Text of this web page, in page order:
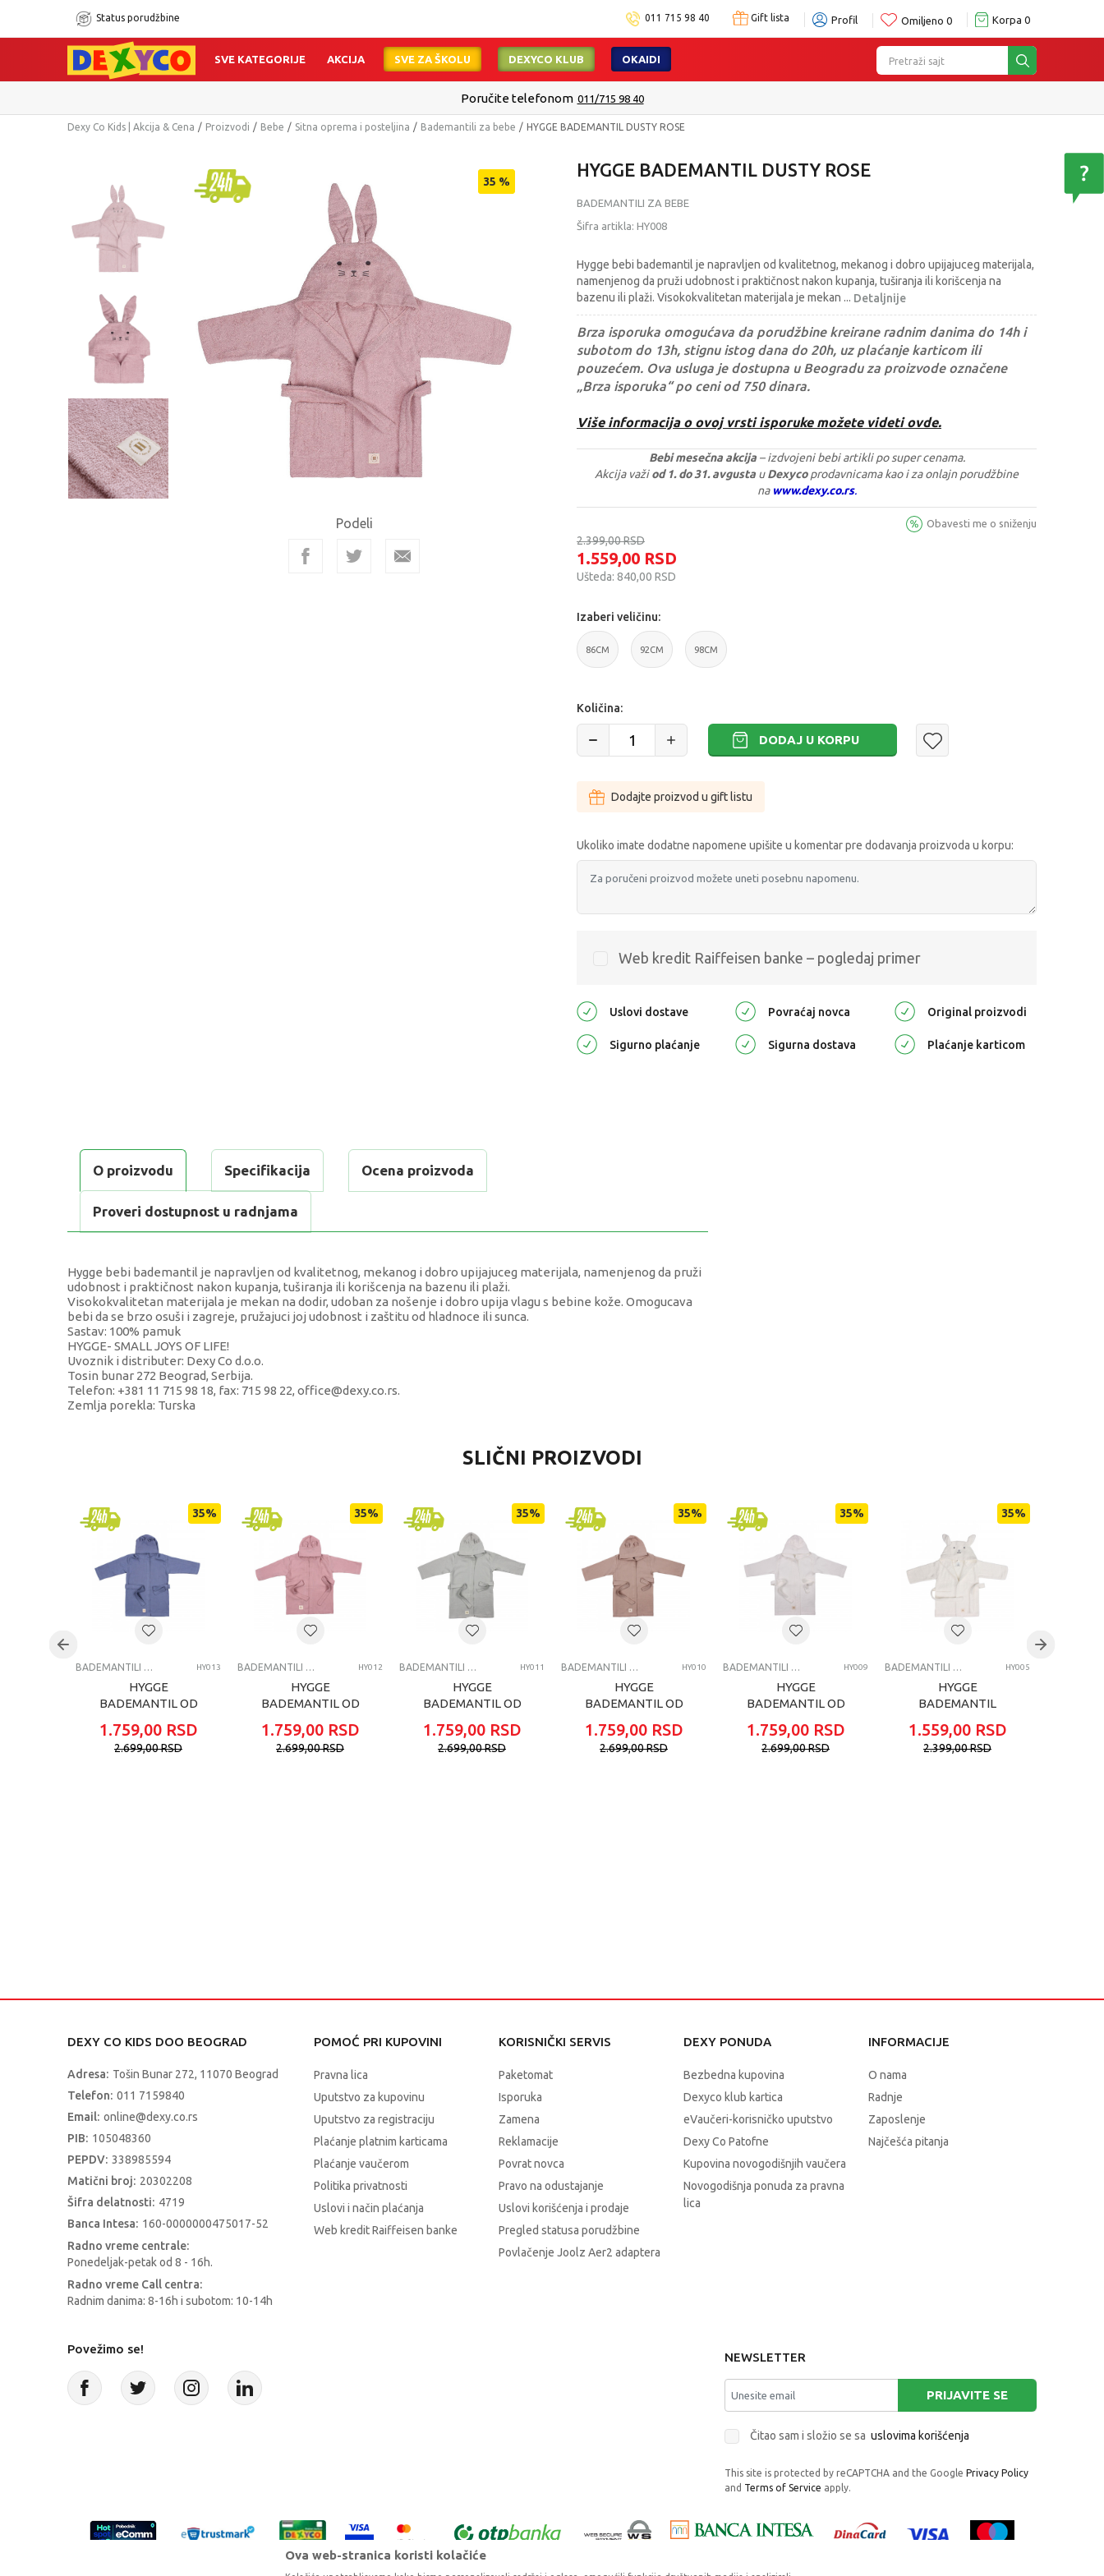
Status porudžbine 011 715 98 40 Gift lista Profil Omiljeno 0 Korpa 0
Pretraži sajt
SVE KATEGORIJE AKCIJA SVE ZA ŠKOLU DEXYCO KLUB OKAIDI
Poručite telefonom 011/715 98 40
Dexy Co Kids | Akcija & Cena Proizvodi Bebe Sitna oprema i posteljina Bademantili za bebe HYGGE BADEMANTIL DUSTY ROSE
35 %
Podeli
HYGGE BADEMANTIL DUSTY ROSE
BADEMANTILI ZA BEBE
Šifra artikla: HY008
Hygge bebi bademantil je napravljen od kvalitetnog, mekanog i dobro upijajuceg materijala,
namenjenog da pruži udobnost i praktičnost nakon kupanja, tuširanja ili korišcenja na
bazenu ili plaži. Visokokvalitetan materijala je mekan ... Detaljnije
Brza isporuka omogućava da porudžbine kreirane radnim danima do 14h i
subotom do 13h, stignu istog dana do 20h, uz plaćanje karticom ili
pouzećem. Ova usluga je dostupna u Beogradu za proizvode označene
„Brza isporuka“ po ceni od 750 dinara.
Više informacija o ovoj vrsti isporuke možete videti ovde.
Bebi mesečna akcija– izdvojeni bebi artikli po super cenama.
Akcija važiod 1. do 31. avgusta uDexycoprodavnicama kao i za onlajn porudžbine
na www.dexy.co.rs.
2.399,00RSD
1.559,00 RSD
Ušteda: 840,00 RSD
Obavesti me o sniženju
Izaberi veličinu:
86CM 92CM 98CM
Količina:
DODAJ U KORPU
Dodajte proizvod u gift listu
Ukoliko imate dodatne napomene upišite u komentar pre dodavanja proizvoda u korpu:
Web kredit Raiffeisen banke – pogledaj primer
Uslovi dostave Povraćaj novca Original proizvodi
Sigurno plaćanje Sigurna dostava Plaćanje karticom
O proizvodu Specifikacija Ocena proizvoda
Proveri dostupnost u radnjama
Hygge bebi bademantil je napravljen od kvalitetnog, mekanog i dobro upijajuceg materijala, namenjenog da pruži
udobnost i praktičnost nakon kupanja, tuširanja ili korišcenja na bazenu ili plaži.
Visokokvalitetan materijala je mekan na dodir, udoban za nošenje i dobro upija vlagu s bebine kože. Omogucava
bebi da se brzo osuši i zagreje, pružajuci joj udobnost i zaštitu od hladnoce ili sunca.
Sastav: 100% pamuk
HYGGE- SMALL JOYS OF LIFE!
Uvoznik i distributer: Dexy Co d.o.o.
Tosin bunar 272 Beograd, Serbija.
Telefon: +381 11 715 98 18, fax: 715 98 22, office@dexy.co.rs.
Zemlja porekla: Turska
Bademantili za bebe
Brend HYGGE
Uzrast 0-36 meseci
Kategorija BADEMANTILI ZA BEBE
SLIČNI PROIZVODI
35%
BADEMANTILI ZA BEBE HY013
HYGGE
BADEMANTIL OD
BLUE
1.759,00 RSD
2.699,00RSD
35%
BADEMANTILI ZA BEBE HY012
HYGGE
BADEMANTIL OD
ROSE
1.759,00 RSD
2.699,00RSD
35%
BADEMANTILI ZA BEBE HY011
HYGGE
BADEMANTIL OD
GREEN
1.759,00 RSD
2.699,00RSD
35%
BADEMANTILI ZA BEBE HY010
HYGGE
BADEMANTIL OD
BEIGE
1.759,00 RSD
2.699,00RSD
35%
BADEMANTILI ZA BEBE HY009
HYGGE
BADEMANTIL OD
ECROU
1.759,00 RSD
2.699,00RSD
35%
BADEMANTILI ZA BEBE HY005
HYGGE
BADEMANTIL
1.559,00 RSD
2.399,00RSD
DEXY CO KIDS DOO BEOGRAD
Adresa: Tošin Bunar 272, 11070 Beograd
Telefon: 011 7159840
Email: online@dexy.co.rs
PIB: 105048360
PEPDV: 338985594
Matični broj: 20302208
Šifra delatnosti: 4719
Banca Intesa: 160-0000000475017-52
Radno vreme centrale:
Ponedeljak-petak od 8 - 16h.
Radno vreme Call centra:
Radnim danima: 8-16h i subotom: 10-14h
POMOĆ PRI KUPOVINI
Pravna lica
Uputstvo za kupovinu
Uputstvo za registraciju
Plaćanje platnim karticama
Plaćanje vaučerom
Politika privatnosti
Uslovi i način plaćanja
Web kredit Raiffeisen banke
KORISNIČKI SERVIS
Paketomat
Isporuka
Zamena
Reklamacije
Povrat novca
Pravo na odustajanje
Uslovi korišćenja i prodaje
Pregled statusa porudžbine
Povlačenje Joolz Aer2 adaptera
DEXY PONUDA
Bezbedna kupovina
Dexyco klub kartica
eVaučeri-korisničko uputstvo
Dexy Co Patofne
Kupovina novogodišnjih vaučera
Novogodišnja ponuda za pravna
lica
INFORMACIJE
O nama
Radnje
Zaposlenje
Najčešća pitanja
Povežimo se!
NEWSLETTER
PRIJAVITE SE
Čitao sam i složio se sa uslovima korišćenja
This site is protected by reCAPTCHA and the Google Privacy Policy
and Terms of Service apply.
Ova web-stranica koristi kolačiće